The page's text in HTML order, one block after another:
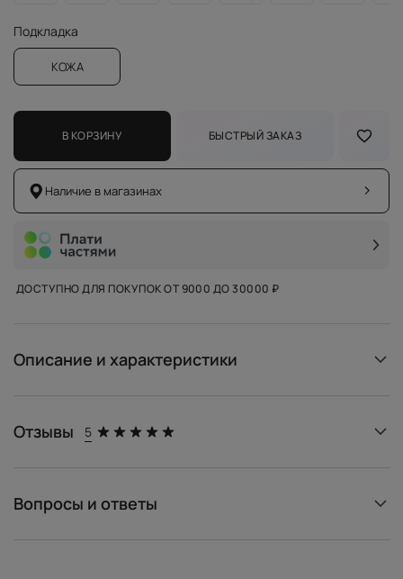
Подкладка
КОЖА
В КОРЗИНУ БЫСТРЫЙ ЗАКАЗ
Наличие в магазинах
ДОСТУПНО ДЛЯ ПОКУПОК ОТ 9000 ДО 30000 ₽
Описание и характеристики
Отзывы 5
Вопросы и ответы